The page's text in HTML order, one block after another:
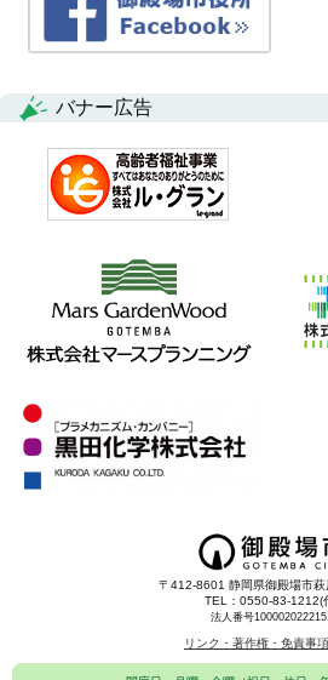
バナー広告
〒412-8601 静岡県御殿場市
TEL：0550-83-1212(
法人番号
リンク・著作権・免責事項